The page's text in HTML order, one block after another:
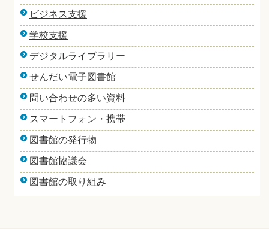
ビジネス支援
学校支援
デジタルライブラリー
せんだい電子図書館
問い合わせの多い資料
スマートフォン・携帯
図書館の発行物
図書館協議会
図書館の取り組み